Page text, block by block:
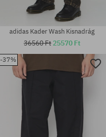
Elérhető méretek:
adidas Kader Wash Kisnadrág
36560 Ft 25570 Ft
-37%